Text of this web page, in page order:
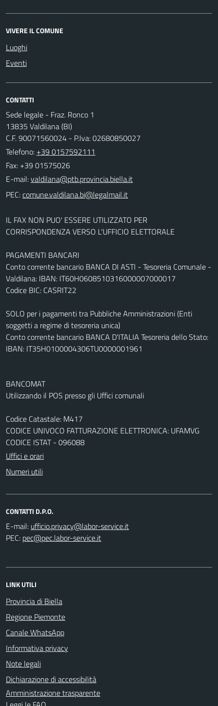
VIVERE IL COMUNE
Luoghi
Eventi
CONTATTI
Sede legale - Fraz. Ronco 1
13835 Valdilana (BI)
C.F. 90071560024 - P.Iva: 02680850027
Telefono: +39 0157592111
Fax: +39 01575026
E-mail:
PEC:
IL FAX NON PUO' ESSERE UTILIZZATO PER
CORRISPONDENZA VERSO L'UFFICIO ELETTORALE
PAGAMENTI BANCARI
Conto corrente bancario BANCA DI ASTI - Tesoreria Comunale -
Valdilana: IBAN: IT60H0608510316000007000017
Codice BIC: CASRIT22
SOLO per i pagamenti tra Pubbliche Amministrazioni (Enti
soggetti a regime di tesoreria unica)
Conto corrente bancario BANCA D'ITALIA Tesoreria dello Stato:
IBAN: IT35H0100004306TU0000001961
BANCOMAT
Utilizzando il POS presso gli Uffici comunali
Codice Catastale: M417
CODICE UNIVOCO FATTURAZIONE ELETTRONICA: UFAMVG
CODICE ISTAT - 096088
Uffici e orari
Numeri utili
CONTATTI D.P.O.
E-mail:
PEC:
LINK UTILI
Provincia di Biella
Regione Piemonte
Canale WhatsApp
Informativa privacy
Note legali
Dichiarazione di accessibilità
Amministrazione trasparente